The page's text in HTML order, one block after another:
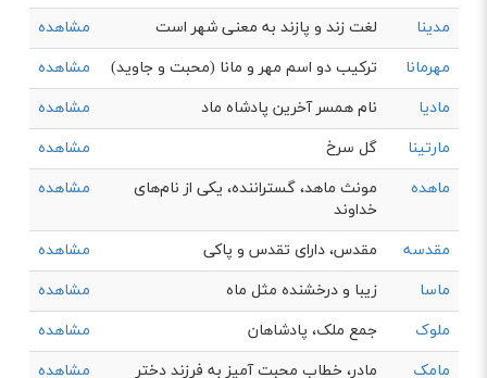
مدینا
لغت زند و پازند به معنی شهر است
مشاهده
مهرمانا
ترکیب دو اسم مهر و مانا (محبت و جاوید)
مشاهده
مادیا
نام همسر آخرین پادشاه ماد
مشاهده
مارتینا
گل سرخ
مشاهده
ماهده
مونث ماهد، گستراننده، یکی از نام‌های
خداوند
مشاهده
مقدسه مقدس، دارای تقدس و پاكی
مشاهده
ماسا
زیبا و درخشنده مثل ماه
مشاهده
ملوک
جمع ملک، پادشاهان
مشاهده
مامک
مادر، خطاب محبت آمیز به فرزند دختر
مشاهده